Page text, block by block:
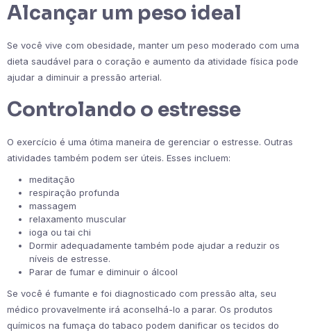
Alcançar um peso ideal
Se você vive com obesidade, manter um peso moderado com uma
dieta saudável para o coração e aumento da atividade física pode
ajudar a diminuir a pressão arterial.
Controlando o estresse
O exercício é uma ótima maneira de gerenciar o estresse. Outras
atividades também podem ser úteis. Esses incluem:
meditação
respiração profunda
massagem
relaxamento muscular
ioga ou tai chi
Dormir adequadamente também pode ajudar a reduzir os
níveis de estresse.
Parar de fumar e diminuir o álcool
Se você é fumante e foi diagnosticado com pressão alta, seu
médico provavelmente irá aconselhá-lo a parar. Os produtos
químicos na fumaça do tabaco podem danificar os tecidos do